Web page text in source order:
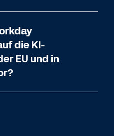
die KI-
EU und in